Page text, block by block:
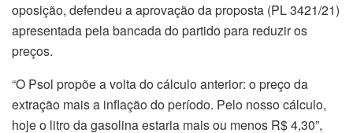
oposição, defendeu a aprovação da proposta (PL 3421/21)
apresentada pela bancada do partido para reduzir os
preços.
“O Psol propõe a volta do cálculo anterior: o preço da
extração mais a inflação do período. Pelo nosso cálculo,
hoje o litro da gasolina estaria mais ou menos R$ 4,30”,